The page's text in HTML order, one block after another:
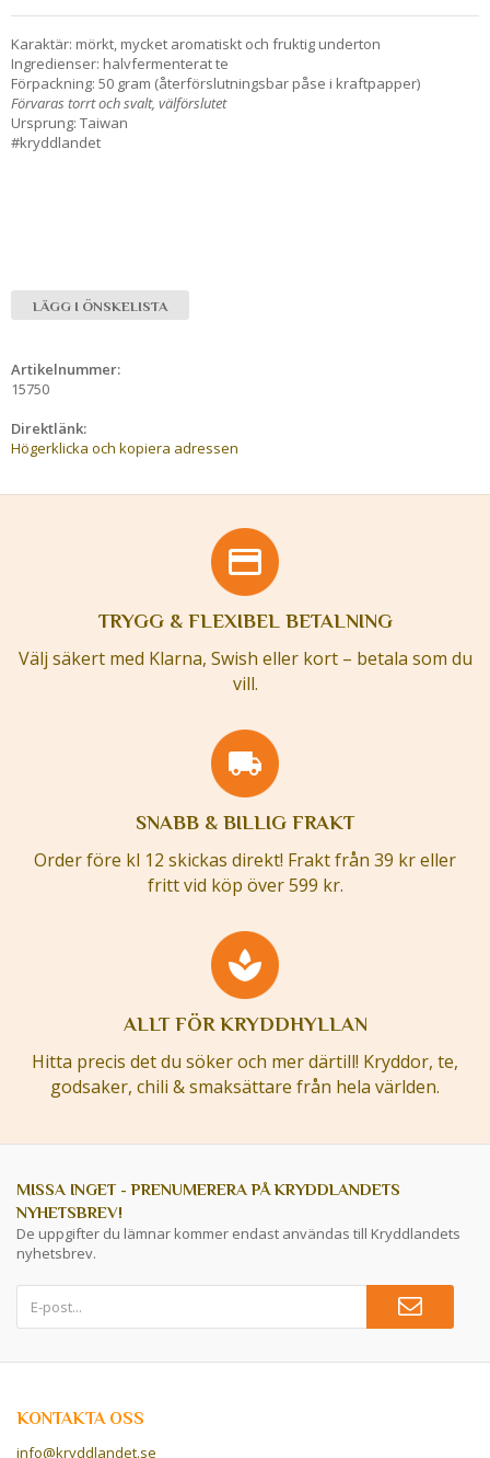
Karaktär: mörkt, mycket aromatiskt och fruktig underton
Ingredienser: halvfermenterat te
Förpackning: 50 gram (återförslutningsbar påse i kraftpapper)
Förvaras torrt och svalt, välförslutet
Ursprung: Taiwan
#kryddlandet
LÄGG I ÖNSKELISTA
Artikelnummer:
15750
Direktlänk:
Högerklicka och kopiera adressen
TRYGG & FLEXIBEL BETALNING
Välj säkert med Klarna, Swish eller kort – betala som du
vill.
SNABB & BILLIG FRAKT
Order före kl 12 skickas direkt! Frakt från 39 kr eller
fritt vid köp över 599 kr.
ALLT FÖR KRYDDHYLLAN
Hitta precis det du söker och mer därtill! Kryddor, te,
godsaker, chili & smaksättare från hela världen.
MISSA INGET - PRENUMERERA PÅ KRYDDLANDETS
NYHETSBREV!
De uppgifter du lämnar kommer endast användas till Kryddlandets
nyhetsbrev.
KONTAKTA OSS
info@kryddlandet.se